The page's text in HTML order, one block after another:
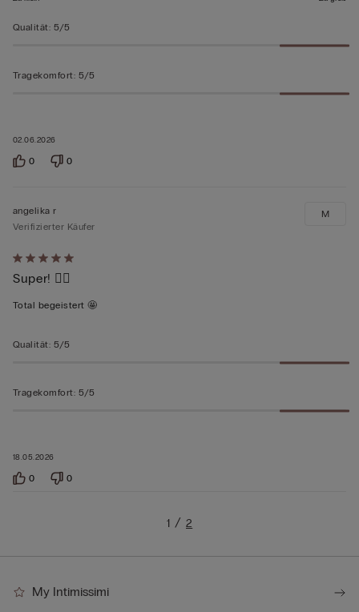
02.06.2026
Qualität: 5/5
Tragekomfort: 5/5
0 0
Mit
5
von
bewertet
18.05.2026
angelika r
Verifizierter Käufer
Super! 👍🏻
Total begeistert 🤩
M
Qualität: 5/5
Tragekomfort: 5/5
0 0
1 2
My Intimissimi